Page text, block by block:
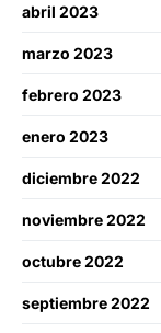
abril 2023
marzo 2023
febrero 2023
enero 2023
diciembre 2022
noviembre 2022
octubre 2022
septiembre 2022